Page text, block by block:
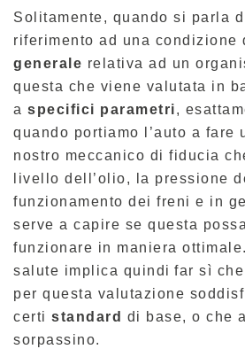
Solitamente, quando si parla
riferimento ad una condizione
generale relativa ad un
questa che viene valutata in
a specifici parametri,
quando portiamo l’auto a fare
nostro meccanico di fiducia
livello dell’olio, la pressione
funzionamento dei freni e in
serve a capire se questa
funzionare in maniera
salute implica quindi far sì
per questa valutazione
certi standard di base, o che
sorpassino.